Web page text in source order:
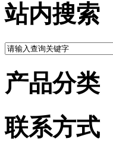
站内搜索
产品分类
联系方式